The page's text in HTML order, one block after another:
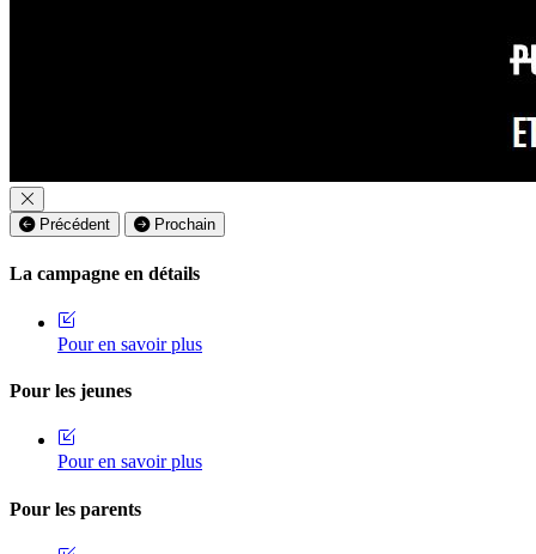
Précédent Prochain
La campagne en détails
Pour en savoir plus
Pour les jeunes
Pour en savoir plus
Pour les parents